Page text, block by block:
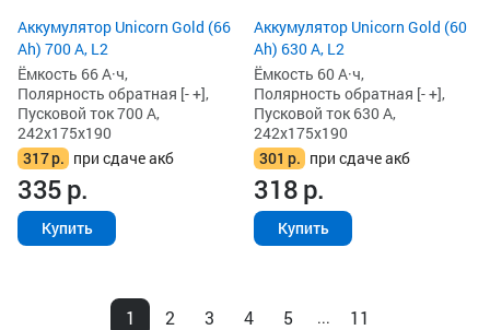
Аккумулятор Unicorn Gold (66
Ah) 700 А, L2
Ёмкость 66 А·ч,
Полярность обратная [- +],
Пусковой ток 700 А,
242x175x190
317р. при сдаче акб
335р.
Купить
Аккумулятор Unicorn Gold (60
Ah) 630 А, L2
Ёмкость 60 А·ч,
Полярность обратная [- +],
Пусковой ток 630 А,
242x175x190
301 р. при сдаче акб
318р.
Купить
1 2 3 4 5 ... 11